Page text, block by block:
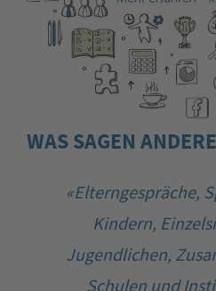
WAS SAGEN
«Elterngespräche,
Kindern,
Jugendlichen,
Schulen und